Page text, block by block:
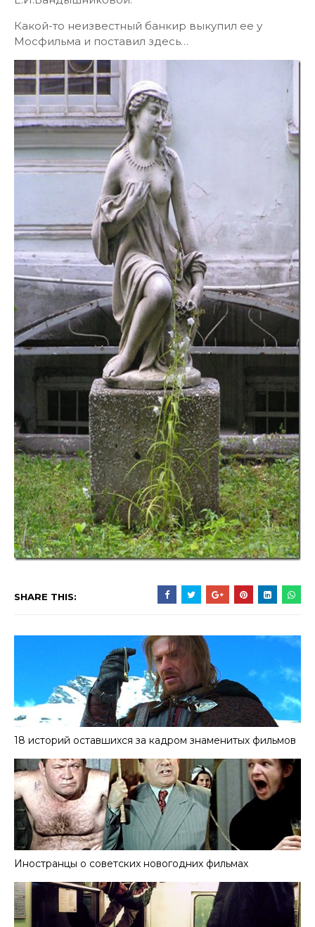
Какой-то неизвестный банкир выкупил ее у
Мосфильма и поставил здесь…
SHARE THIS:
18 историй оставшихся за кадром знаменитых фильмов
Иностранцы о советских новогодних фильмах